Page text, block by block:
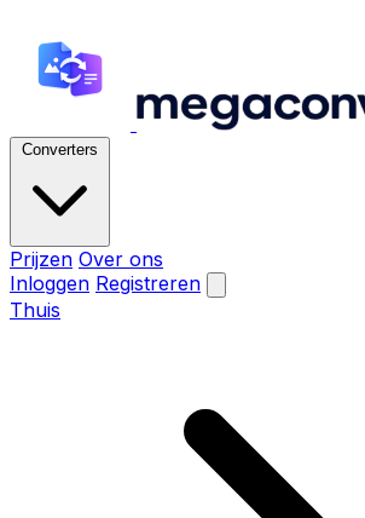
Converters
Prijzen Over ons
Inloggen Registreren
Thuis